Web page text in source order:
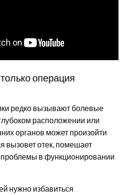
операция
редко вызывают болевые
расположении или
органов может произойти
вызовет отек, помешает
проблемы в функционировании
нужно избавиться